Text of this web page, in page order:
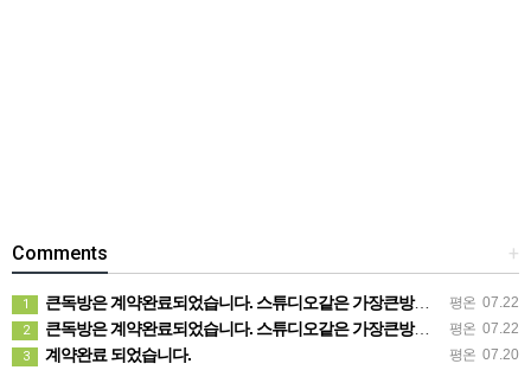
+
Comments
평온 07.22
1 큰독방은 계약완료되었습니다. 스튜디오같은 가장큰방을 2인동시 또는 혼자서 큰독방으로도 즉시입주 가능합니다.
평온 07.22
2 큰독방은 계약완료되었습니다. 스튜디오같은 가장큰방을 2인동시 또는 혼자서 큰독방으로도 즉시입주 가능합니다.
평온 07.20
3 계약완료 되었습니다.